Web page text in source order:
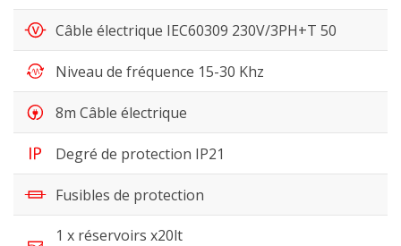
Câble électrique IEC60309 230V/3PH+T 50
Niveau de fréquence 15-30 Khz
8m Câble électrique
Degré de protection IP21
Fusibles de protection
1 x réservoirs x20lt